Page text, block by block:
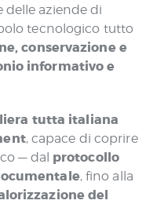
aziende di
tecnologico tutto
conservazione e
informativo e
tutta italiana
, capace di coprire
— dal protocollo
, fino alla
del